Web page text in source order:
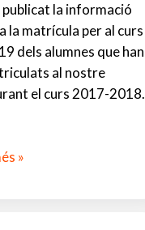
publicat la informació
la matrícula per al curs
dels alumnes que han
al nostre
el curs 2017-2018.
»